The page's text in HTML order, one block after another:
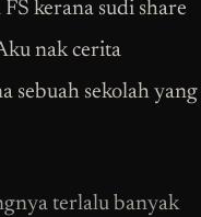
kerana sudi share
nak cerita
sebuah sekolah yang
terlalu banyak